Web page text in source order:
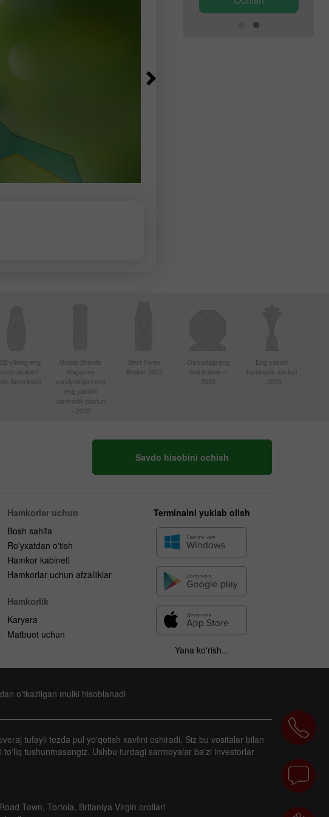
treyderlar yangi xaridlar
yilning eng
brokeri
Amerikasi)
Global Brands
Magazine
versiyasiga ko'ra
eng yaxshi
hamkorlik dasturi
– 2022
Best Forex
Broker 2022
Osiyodagi eng
faol broker –
2020
Eng yaxshi
hamkorlik dasturi
– 2020
Savdo hisobini ochish
Hamkorlar uchun
Bosh sahifa
Ro'yxatdan o'tish
Hamkor kabineti
Hamkorlar uchun afzalliklar
Hamkorlik
Karyera
Matbuot uchun
Terminalni yuklab olish
Yana ko'rish...
o'tkazilgan mulki hisoblanadi
tufayli tezda pul yo'qotish xavfini oshiradi. Siz bu vositalar bilan
tushunmasangiz. Ushbu turdagi sarmoyalar ba'zi investorlar
Town, Tortola, Britaniya Virgin orollari